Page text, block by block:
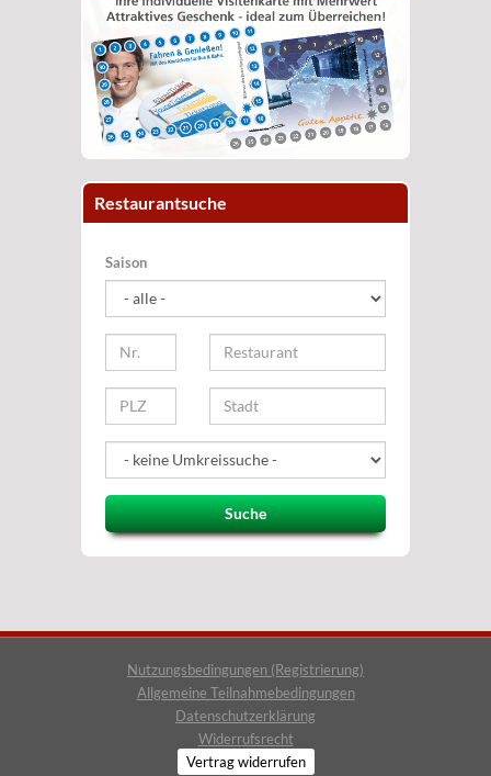
Restaurantsuche
Saison
Suche
Nutzungsbedingungen (Registrierung)
Allgemeine Teilnahmebedingungen
Datenschutzerklärung
Widerrufsrecht
Vertrag widerrufen